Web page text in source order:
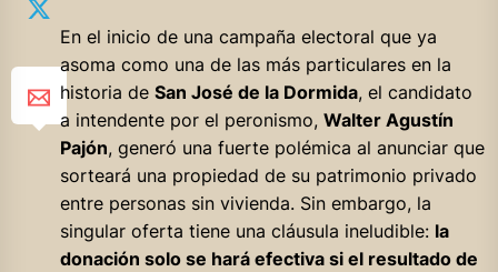
En el inicio de una campaña electoral que ya
asoma como una de las más particulares en la
historia de San José de la Dormida, el candidato
a intendente por el peronismo, Walter Agustín
Pajón, generó una fuerte polémica al anunciar que
sorteará una propiedad de su patrimonio privado
entre personas sin vivienda. Sin embargo, la
singular oferta tiene una cláusula ineludible: la
donación solo se hará efectiva si el resultado de